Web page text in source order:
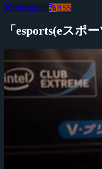
@negitaku RSS
「esports(eスポ